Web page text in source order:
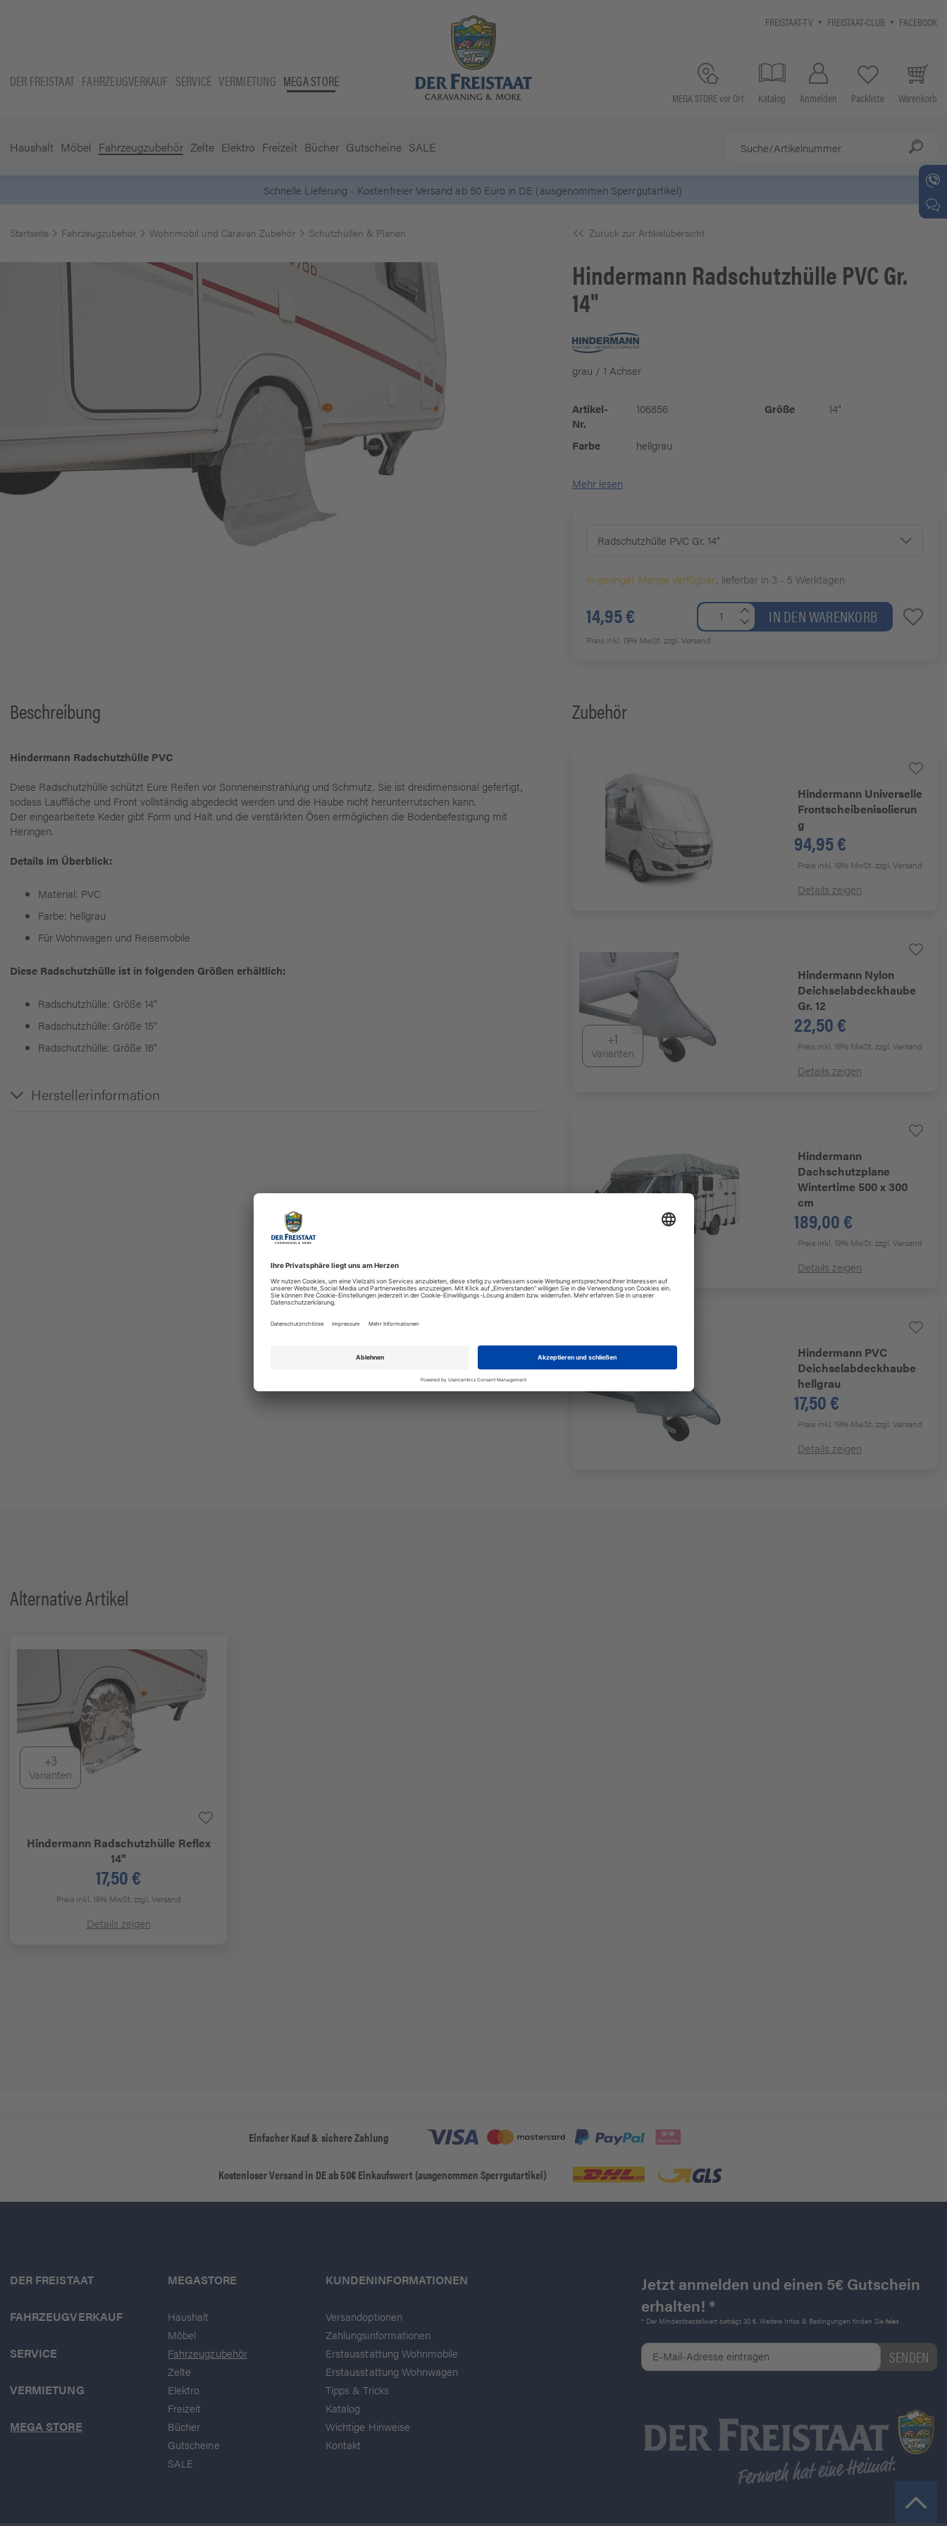
FREISTAAT-TV FREISTAAT-CLUB FACEBOOK
DER FREISTAAT FAHRZEUGVERKAUF SERVICE VERMIETUNG MEGA STORE
MEGA STORE vor Ort Katalog Anmelden Packliste Warenkorb
Haushalt Möbel Fahrzeugzubehör Zelte Elektro Freizeit Bücher Gutscheine SALE
5 Euro Gutschein* bei Newsletter-Anmeldung
Startseite Fahrzeugzubehör Wohnmobil und Caravan Zubehör Schutzhüllen & Planen Zurück zur Artikelübersicht
Hindermann Radschutzhülle PVC Gr.
14"
grau / 1 Achser
Artikel-
Nr.
106856 Größe 14"
Farbe hellgrau
Mehr lesen
Radschutzhülle PVC Gr. 14"
In geringer Menge verfügbar., lieferbar in 3 - 5 Werktagen
14,95 € IN DEN WARENKORB
Preis inkl. 19% MwSt.zzgl. Versand
Beschreibung
Hindermann Radschutzhülle PVC
Diese Radschutzhülle schützt Eure Reifen vor Sonneneinstrahlung und Schmutz. Sie ist dreidimensional gefertigt,
sodass Lauffläche und Front vollständig abgedeckt werden und die Haube nicht herunterrutschen kann.
Der eingearbeitete Keder gibt Form und Halt und die verstärkten Ösen ermöglichen die Bodenbefestigung mit
Heringen.
Details im Überblick:
Material: PVC
Farbe: hellgrau
Für Wohnwagen und Reisemobile
Diese Radschutzhülle ist in folgenden Größen erhältlich:
Radschutzhülle: Größe 14"
Radschutzhülle: Größe 15"
Radschutzhülle: Größe 16"
Herstellerinformation
Zubehör
Hindermann Universelle
Frontscheibenisolierun
g
94,95 €
Preis inkl. 19% MwSt.zzgl. Versand
Details zeigen
+1
Varianten
Hindermann Nylon
Deichselabdeckhaube
Gr. 12
22,50 €
Preis inkl. 19% MwSt.zzgl. Versand
Details zeigen
Hindermann
Dachschutzplane
Wintertime 500 x 300
cm
189,00 €
Preis inkl. 19% MwSt.zzgl. Versand
Details zeigen
Hindermann PVC
Deichselabdeckhaube
hellgrau
17,50 €
Preis inkl. 19% MwSt.zzgl. Versand
Details zeigen
Alternative Artikel
+3
Varianten
HindermannRadschutzhülle Reflex
14"
17,50 €
Preis inkl. 19% MwSt.zzgl. Versand
Details zeigen
Einfacher Kauf & sichere Zahlung
Kostenloser Versand in DE ab 50€ Einkaufswert (ausgenommen Sperrgutartikel)
DER FREISTAAT
FAHRZEUGVERKAUF
SERVICE
VERMIETUNG
MEGA STORE
MEGASTORE
Haushalt
Möbel
Fahrzeugzubehör
Zelte
Elektro
Freizeit
Bücher
Gutscheine
SALE
KUNDENINFORMATIONEN
Versandoptionen
Zahlungsinformationen
Erstausstattung Wohnmobile
Erstausstattung Wohnwagen
Tipps & Tricks
Katalog
Wichtige Hinweise
Kontakt
Jetzt anmelden und einen 5€ Gutschein
erhalten! *
* Der Mindestbestellwert beträgt 30 €. Weitere Infos & Bedingungen finden Sie hier